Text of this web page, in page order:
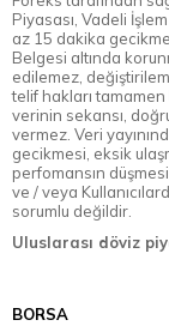
Piyasası, Vadeli
az 15 dakika
Belgesi altında
edilemez,
telif hakları
verinin sekansı,
vermez. Veri
gecikmesi, eksik
perfomansın
ve / veya
sorumlu değildir.
Uluslarası döviz
BORSA